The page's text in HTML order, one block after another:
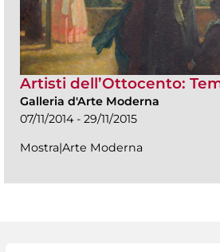
Artisti dell’Ottocento:
Galleria d'Arte Moderna
07/11/2014 - 29/11/2015
Mostra|Arte Moderna